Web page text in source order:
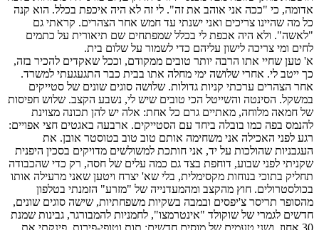
אדומה, כי "ככה אני אוהב את זה". לי זה לא היה איכפת בכלל. הוא קנה
כל מה שהיינו צריכים ואני ישנתי עד חמש אחר הצהרים. קראתי גם
"לאשה". ולא היה אכפת לי בכלל שמפתחים שם תיאורית על כתמים
לחים ומי צריכה לישון עליהם כדי לשמור על שלום בית.
א' טען שחיי אתו הרבה יותר טובים ממקודם, וככל שאקדים להכיר בזה,
כך ייטב לי. אחרי שלושה ימי מחלה אתו בבית כבר התגעגעתי למשרד.
אחר הצהרים ערכתי קניות גדולות. שלושה סוגים שונים של סטייקים
במשקל. הסינטה והשייטל הכי טובים שיש לי, נשבע הקצב. שלוש חפיסות
של חמאה מלוחה, מאתיים גרם כל אחת: אלה יש להן תכונה מצוינת
להנמס בפה כמו בובלה ביחד עם הסטייקים. ארבעה באגטים חצי אפויים:
רגע לפני האכילה אני משחימה אותם טוב טוב בטוסטר אובן. את
העגבניות שהולכות על יד, אני חותכת למשולשים מדויקים בסכין היפנית
שקניתי לפני שבוע, דוחפת בצד גם כמה עלים של חסה, רק כדי שהכבודה
תחליק בתוכי בנוחות מקסימלית, בלי שא' יצרח ויטען שאני מרעילה אותו
בכולסטרולים. חוץ מהקצב ומהמעדנייה של "מזרע" הזמנתי בטלפון
מהסופר תריסר צ'יפסים ובמבה בשקיות משפחתיות, שישה סוגים שונים,
חדשים לגמרי של שוקולד "אינטרמצו", לחמניות להמבורגר, גבינות שמנת
30 אחוז, ושני טעמים של מוסים חדשים: תות וטופי-פירות. פינקתי את